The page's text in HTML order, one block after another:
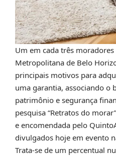
Um em cada três moradores
Metropolitana de Belo
principais motivos para
uma garantia, associando o
patrimônio e segurança
pesquisa “Retratos do
e encomendada pelo
divulgados hoje em evento
Trata-se de um percentual